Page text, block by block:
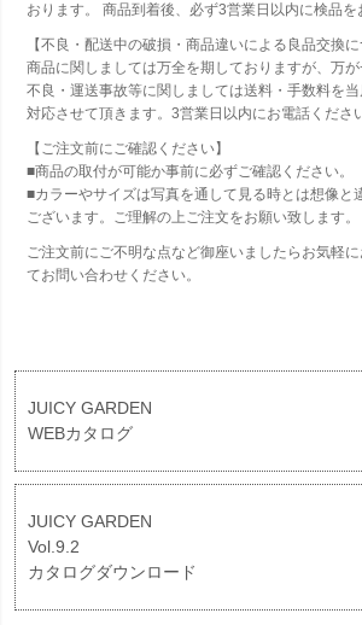
おります。 商品到着後、必ず3営業日以内に検品を
【不良・配送中の破損・商品違いによる良品交換に
商品に関しましては万全を期しておりますが、万
不良・運送事故等に関しましては送料・手数料を
対応させて頂きます。3営業日以内にお電話くださ
【ご注文前にご確認ください】
■商品の取付が可能か事前に必ずご確認ください。
■カラーやサイズは写真を通して見る時とは想像と
ございます。ご理解の上ご注文をお願い致します。
ご注文前にご不明な点など御座いましたらお気軽
てお問い合わせください。
JUICY GARDEN
WEBカタログ
JUICY GARDEN
Vol.9.2
カタログダウンロード